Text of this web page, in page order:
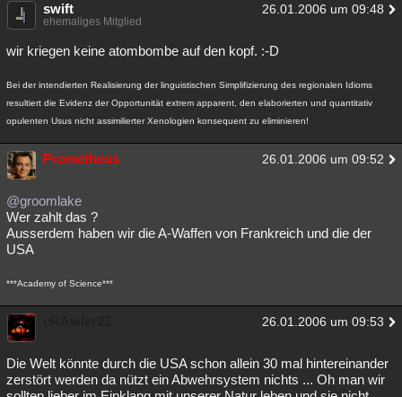
swift 26.01.2006 um 09:48
ehemaliges Mitglied
wir kriegen keine atombombe auf den kopf. :-D
Bei der intendierten Realisierung der linguistischen Simplifizierung des regionalen Idioms
resultiert die Evidenz der Opportunität extrem apparent, den elaborierten und quantitativ
opulenten Usus nicht assimilierter Xenologien konsequent zu eliminieren!
Prometheus 26.01.2006 um 09:52
@groomlake
Wer zahlt das ?
Ausserdem haben wir die A-Waffen von Frankreich und die der
USA
***Academy of Science***
26.01.2006 um 09:53
Die Welt könnte durch die USA schon allein 30 mal hintereinander
zerstört werden da nützt ein Abwehrsystem nichts ... Oh man wir